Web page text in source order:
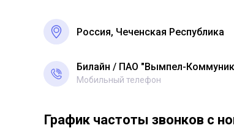
Россия, Чеченская Республика
Билайн ПАО "Вымпел-
Мобильный телефон
График частоты звонков с